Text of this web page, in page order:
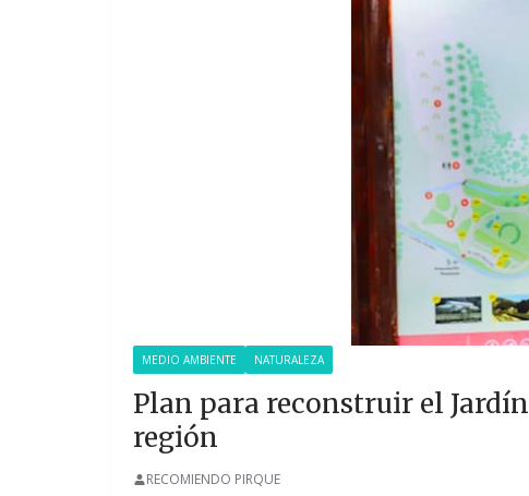
MEDIO AMBIENTE NATURALEZA
Plan para reconstruir el
región
RECOMIENDO PIRQUE